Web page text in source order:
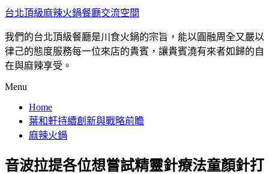
台北頂級麻辣火鍋餐廳交流空間
我們的台北頂級餐廳是川食火鍋的宗旨，能以圓融周全又嚴以
律己的態度服務每一位來店的貴賓，讓貴賓澆有來者如歸的自
在與麻辣享受。
Menu
Home
葉和軒持續創新與戰略前瞻
麻辣火鍋
音波拉提各位想嘗試精靈針療法童顏針打